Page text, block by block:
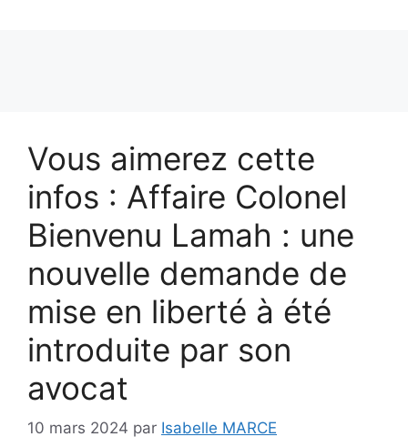
Vous aimerez cette
infos : Affaire Colonel
Bienvenu Lamah : une
nouvelle demande de
mise en liberté à été
introduite par son
avocat
10 mars 2024 par Isabelle MARCE